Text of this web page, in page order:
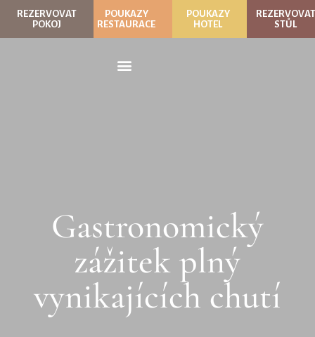
REZERVOVAT
STŮL
POUKAZY
HOTEL
POUKAZY
RESTAURACE
REZERVOVAT
POKOJ
Gastronomický
zážitek plný
vynikajících chutí